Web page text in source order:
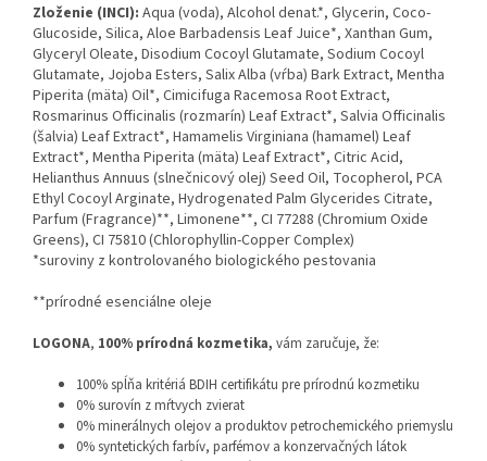
Zloženie (INCI): Aqua (voda), Alcohol denat.*, Glycerin, Coco-
Glucoside, Silica, Aloe Barbadensis Leaf Juice*, Xanthan Gum,
Glyceryl Oleate, Disodium Cocoyl Glutamate, Sodium Cocoyl
Glutamate, Jojoba Esters, Salix Alba (vŕba) Bark Extract, Mentha
Piperita (mäta) Oil*, Cimicifuga Racemosa Root Extract,
Rosmarinus Officinalis (rozmarín) Leaf Extract*, Salvia Officinalis
(šalvia) Leaf Extract*, Hamamelis Virginiana (hamamel) Leaf
Extract*, Mentha Piperita (mäta) Leaf Extract*, Citric Acid,
Helianthus Annuus (slnečnicový olej) Seed Oil, Tocopherol, PCA
Ethyl Cocoyl Arginate, Hydrogenated Palm Glycerides Citrate,
Parfum (Fragrance)**, Limonene**, CI 77288 (Chromium Oxide
Greens), CI 75810 (Chlorophyllin-Copper Complex)
*suroviny z kontrolovaného biologického pestovania
**prírodné esenciálne oleje
LOGONA, 100% prírodná kozmetika, vám zaručuje, že:
100% spĺňa kritériá BDIH certifikátu pre prírodnú kozmetiku
0% surovín z mŕtvych zvierat
0% minerálnych olejov a produktov petrochemického priemyslu
0% syntetických farbív, parfémov a konzervačných látok